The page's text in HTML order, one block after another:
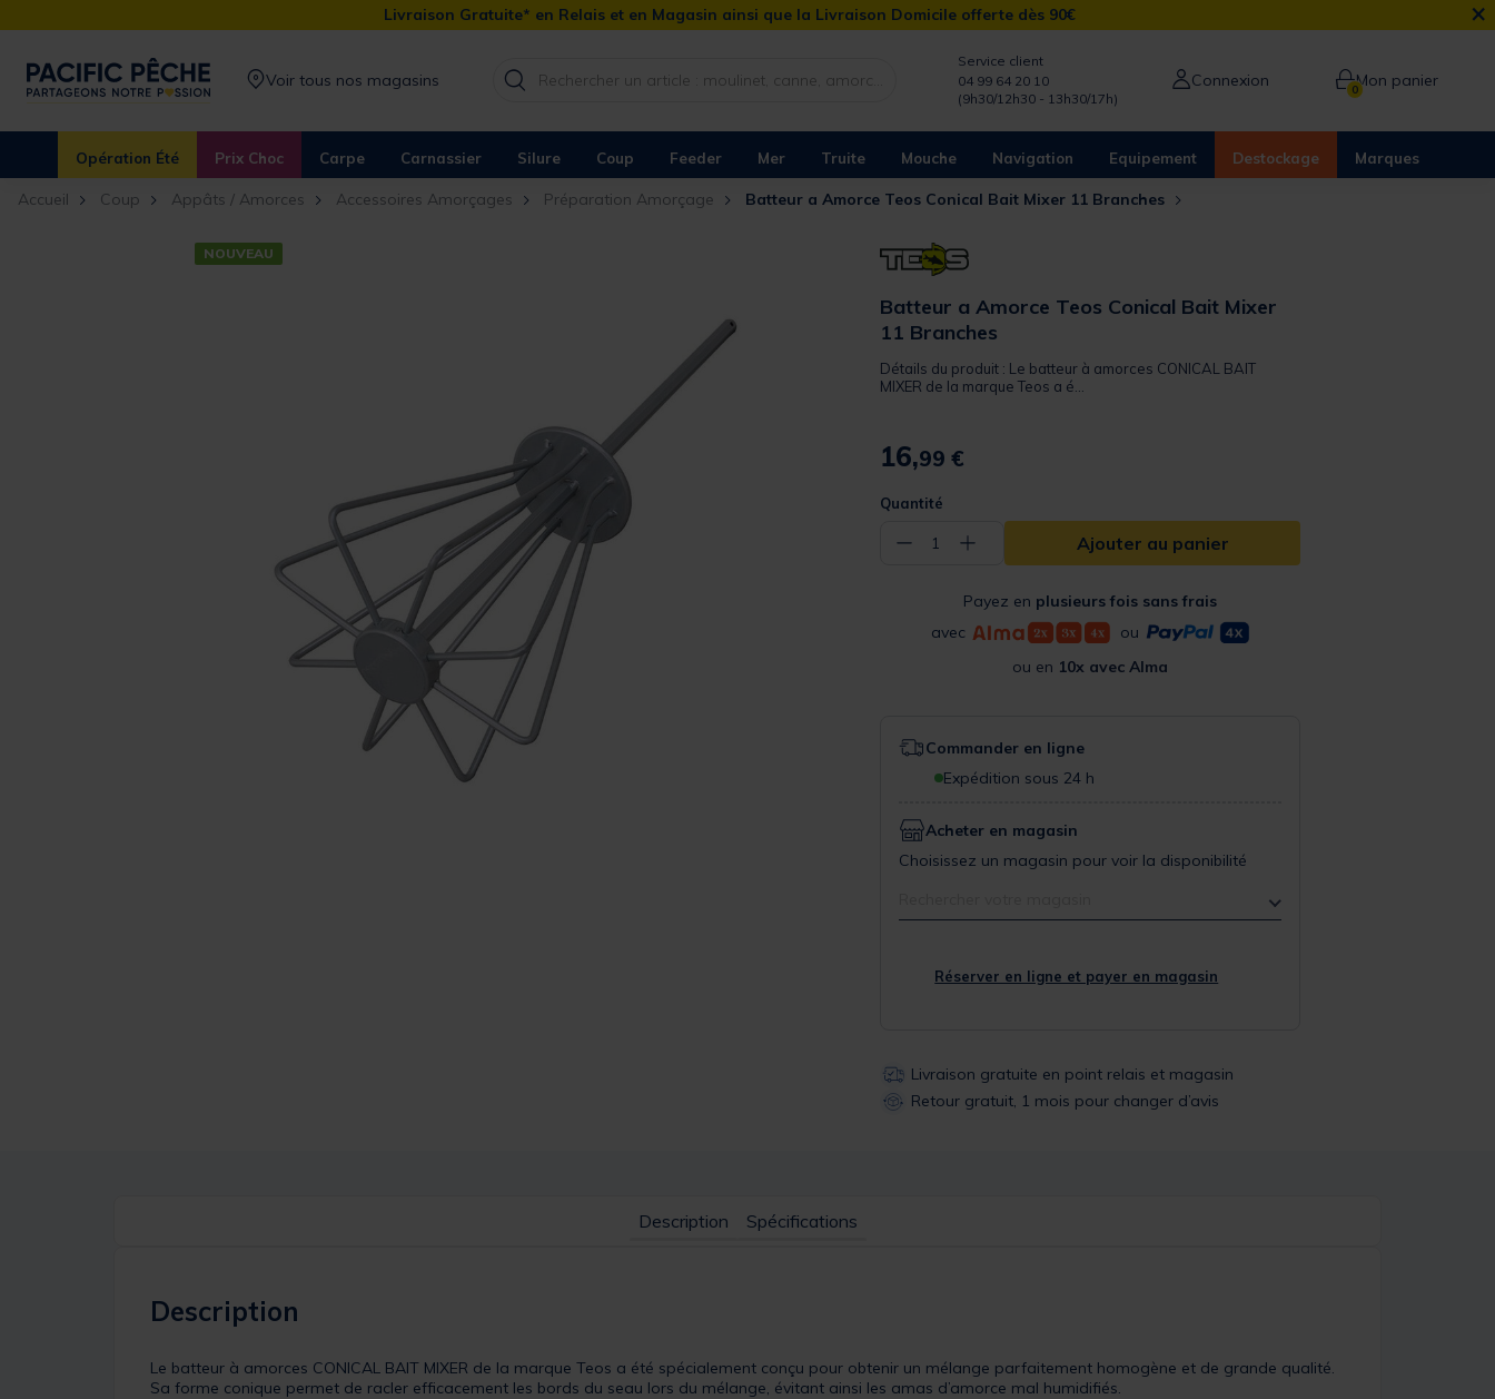
Livraison Gratuite* en Relais et en Magasin ainsi que la Livraison Domicile offerte dès 90€ ×
Voir tous nos magasins
Service client
04 99 64 20 10
(9h30/12h30 - 13h30/17h)
Connexion 0Mon panier
Opération Été Prix Choc Carpe Carnassier Silure Coup Feeder Mer Truite Mouche Navigation Equipement Destockage Marques
Accueil Coup Appâts / Amorces Accessoires Amorçages Préparation Amorçage Batteur a Amorce Teos Conical Bait Mixer 11 Branches
NOUVEAU
Batteur a Amorce Teos Conical Bait Mixer
11 Branches
Détails du produit : Le batteur à amorces CONICAL BAIT
MIXER de la marque Teos a é...
16,99 €
Quantité
− 1 + Ajouter au panier
Payez en plusieurs fois sans frais
avec
ou
ou en 10x avec Alma
Commander en ligne
Expédition sous 24 h
Acheter en magasin
Choisissez un magasin pour voir la disponibilité
Réserver en ligne et payer en magasin
Livraison gratuite en point relais et magasin
Retour gratuit, 1 mois pour changer d’avis
Description Spécifications
Description
Le batteur à amorces CONICAL BAIT MIXER de la marque Teos a été spécialement conçu pour obtenir un mélange parfaitement homogène et de grande qualité.
Sa forme conique permet de racler efficacement les bords du seau lors du mélange, évitant ainsi les amas d’amorce mal humidifiés.